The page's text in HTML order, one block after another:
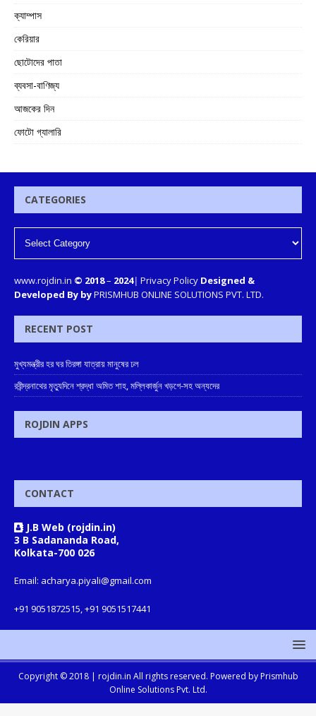
ক্যাম্পাস
কেরিয়ার
ছোটোদের পাতা
ব্যবসা-বাণিজ্য
আজকের দিন
ফোটো গ্যালারি
CATEGORIES
www.rojdin.in © 2018– 2024| Privacy Policy Designed &
Developed By byPRISMHUB ONLINE SOLUTIONS PVT. LTD.
RECENT POST
মুখ্যমন্ত্রীর হর ঘর তিরঙ্গা যাত্রায় মানুষের ঢল
রবীন্দ্রনাথের মৃত্যুদিনে শ্রদ্ধা অমিত শাহ, মল্লিকার্জুন খড়গে-সহ অন্যদের
ROJDIN APPS
CONTACT
J.B Web (rojdin.in)
3 B Sadananda Road,
Kolkata-700 026
Email: acharya.piyali@gmail.com
+91 9051872515, +91 9051517441
Copyright © 2018 | rojdin.in All rights reserved. Powered by Prismhub
Online Solutions Pvt. Ltd.